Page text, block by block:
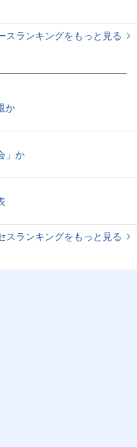
スランキングをもっと見る
か
」か
スランキングをもっと見る